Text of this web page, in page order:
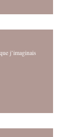
j’imaginais